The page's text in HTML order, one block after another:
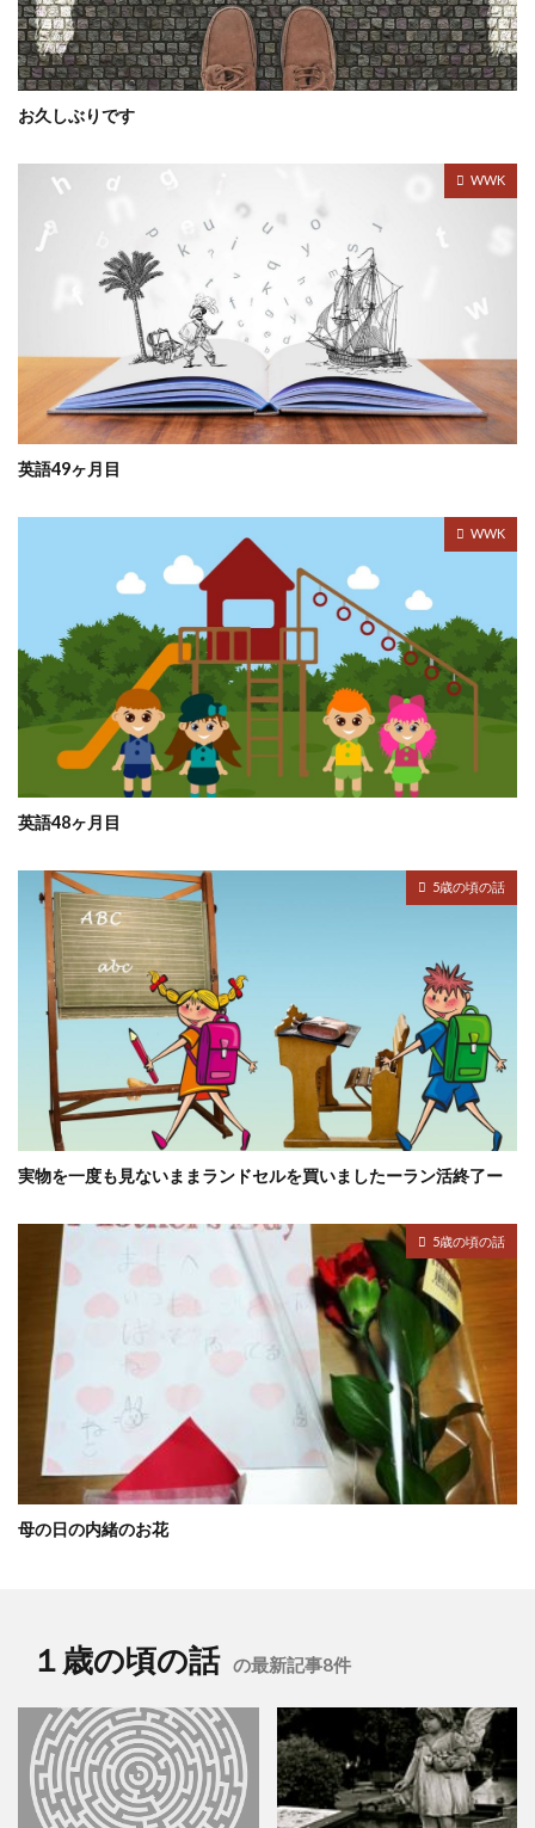
お久しぶりです
WWK
英語49ヶ月目
WWK
英語48ヶ月目
5歳の頃の話
実物を一度も見ないままランドセルを買いましたーラン活終了ー
5歳の頃の話
母の日の内緒のお花
１歳の頃の話 の最新記事8件